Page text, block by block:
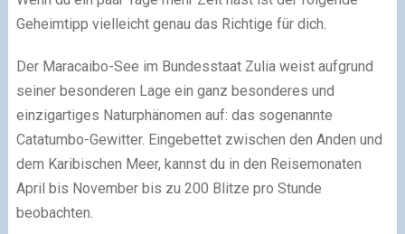
Geheimtipp vielleicht genau das Richtige für dich.
Der Maracaibo-See im Bundesstaat Zulia weist aufgrund
seiner besonderen Lage ein ganz besonderes und
einzigartiges Naturphänomen auf: das sogenannte
Catatumbo-Gewitter. Eingebettet zwischen den Anden und
dem Karibischen Meer, kannst du in den Reisemonaten
April bis November bis zu 200 Blitze pro Stunde
beobachten.